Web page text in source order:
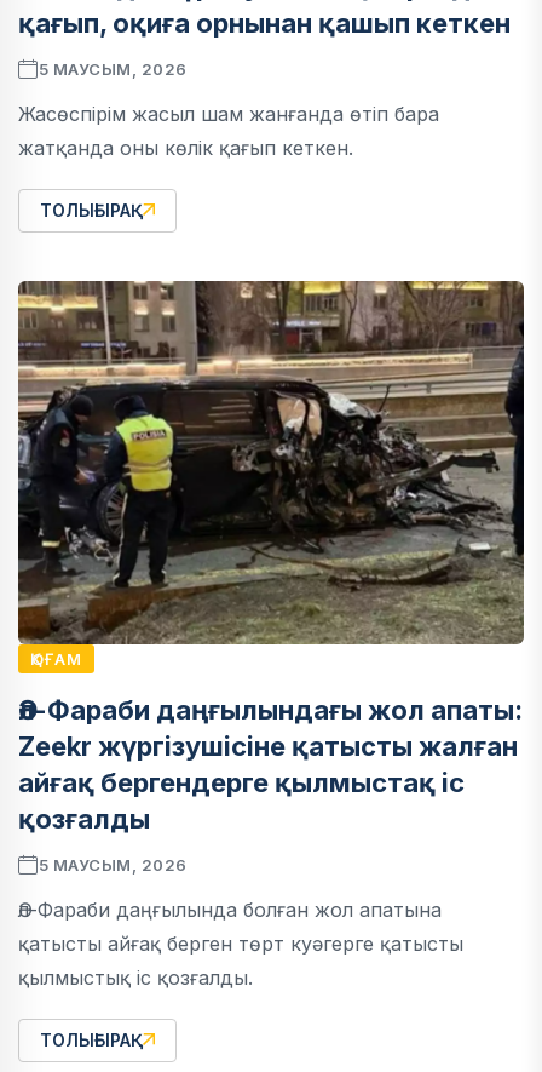
қағып, оқиға орнынан қашып кеткен
5 МАУСЫМ, 2026
Жасөспірім жасыл шам жанғанда өтіп бара
жатқанда оны көлік қағып кеткен.
ТОЛЫҒЫРАҚ
ҚОҒАМ
Әл-Фараби даңғылындағы жол апаты:
Zeekr жүргізушісіне қатысты жалған
айғақ бергендерге қылмыстақ іс
қозғалды
5 МАУСЫМ, 2026
Әл-Фараби даңғылында болған жол апатына
қатысты айғақ берген төрт куәгерге қатысты
қылмыстық іс қозғалды.
ТОЛЫҒЫРАҚ